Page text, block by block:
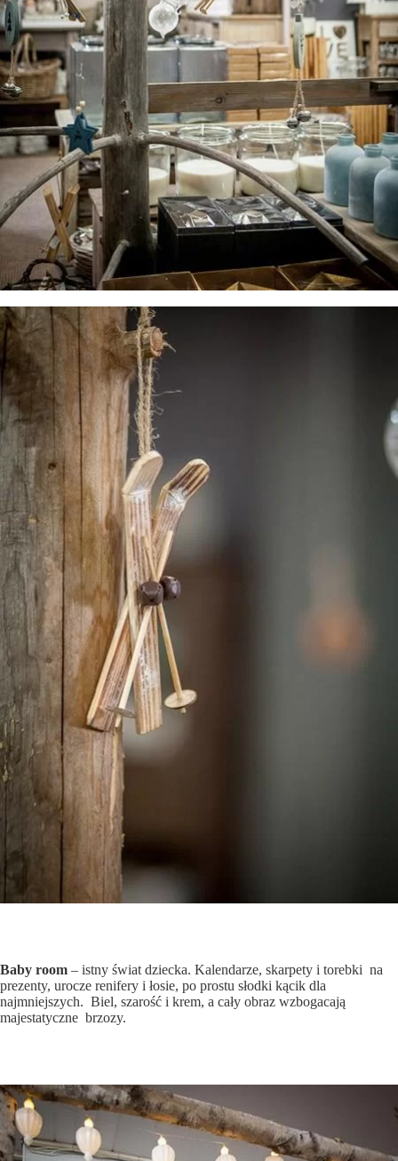
Baby room – istny świat dziecka. Kalendarze, skarpety i torebki na
prezenty, urocze renifery i łosie, po prostu słodki kącik dla
najmniejszych. Biel, szarość i krem, a cały obraz wzbogacają
majestatyczne brzozy.